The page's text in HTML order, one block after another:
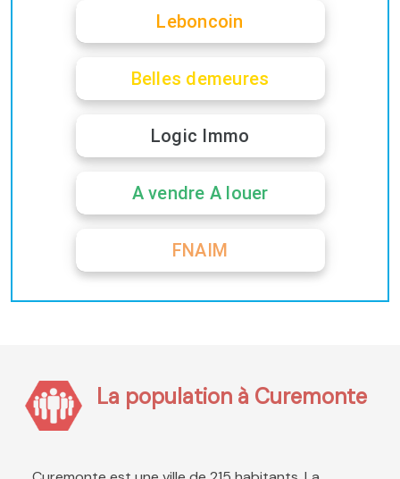
Leboncoin
Belles demeures
Logic Immo
A vendre A louer
FNAIM
La population à Curemonte